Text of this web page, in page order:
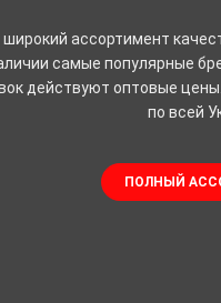
ассортимент
самые популярные
действуют оптовые
по всей
ПОЛНЫЙ